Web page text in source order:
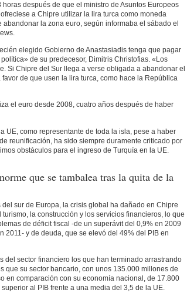
horas después de que el ministro de Asuntos Europeos
a Chipre utilizar la lira turca como moneda
la zona euro, según informaba el sábado el
elegido Gobierno de Anastasiadis tenga que pagar
de su predecesor, Dimitris Christofias. «Los
Si Chipre del Sur llega a verse obligada a abandonar el
de que usen la lira turca, como hace la República
el euro desde 2008, cuatro años después de haber
UE, como representante de toda la isla, pese a haber
reunificación, ha sido siempre duramente criticado por
obstáculos para el ingreso de Turquía en la UE.
que se tambalea tras la quita de la
sur de Europa, la crisis global ha dañado en Chipre
la construcción y los servicios financieros, lo que
de déficit fiscal -de un superávit del 0,9% en 2009
2011- y de deuda, que se elevó del 49% del PIB en
del sector financiero los que han terminado arrastrando
que su sector bancario, con unos 135.000 millones de
en comparación con su economía nacional, de 17.800
al PIB frente a una media del 3,5 de la UE.